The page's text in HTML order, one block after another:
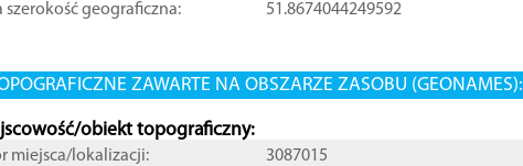
szerokość geograficzna:
51.8674044249592
ZAWARTE NA OBSZARZE ZASOBU (GEONAMES):
obiekt topograficzny:
miejsca/lokalizacji:
3087015